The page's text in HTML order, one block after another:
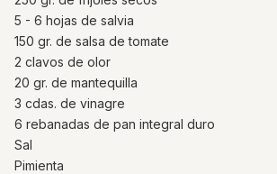
5 - 6 hojas de salvia
150 gr. de salsa de tomate
2 clavos de olor
20 gr. de mantequilla
3 cdas. de vinagre
6 rebanadas de pan integral duro
Sal
Pimienta